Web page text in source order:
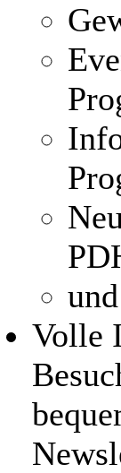
Volle